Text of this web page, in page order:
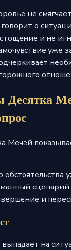
не
о
и не
уже
Десятка
Мечей
обстоятельства
и
на